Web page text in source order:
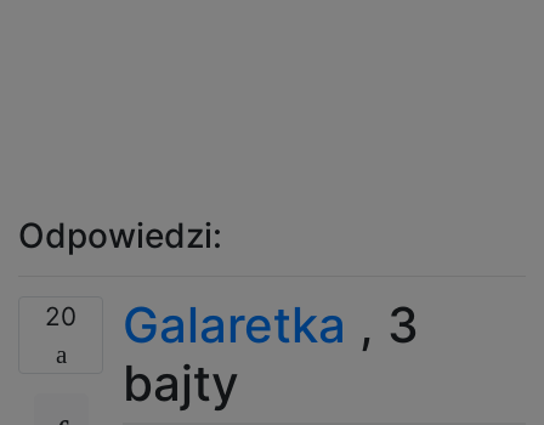
Odpowiedzi:
20 Galaretka , 3
bajty